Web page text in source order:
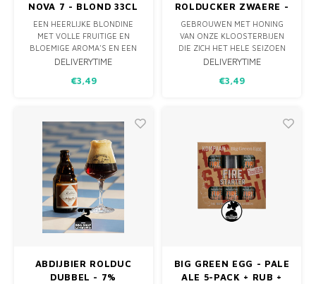
NOVA 7 - BLOND 33CL
EEN HEERLIJKE BLONDINE
MET VOLLE FRUITIGE EN
BLOEMIGE AROMA'S EN EEN
ZACHTE MOUTIGE BODY.
DELIVERYTIME
€3,49
ROLDUCKER ZWAERE -
8,5%
GEBROUWEN MET HONING
VAN ONZE KLOOSTERBIJEN
DIE ZICH HET HELE SEIZOEN
TEGOED DOEN AAN DE
DE ABDIJ. DE HONING ZORGT
GERST IN TOOM HOUDT. DE
VERTOEFT GRAAG IN
DELIVERYTIME
€3,49
ABDIJBIER ROLDUC
DUBBEL - 7%
BIG GREEN EGG - PALE
ALE 5-PACK + RUB +